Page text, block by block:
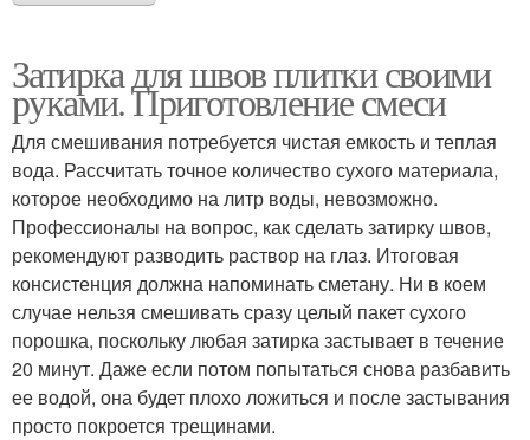
Затирка для швов плитки своими
руками. Приготовление смеси
Для смешивания потребуется чистая емкость и теплая
вода. Рассчитать точное количество сухого материала,
которое необходимо на литр воды, невозможно.
Профессионалы на вопрос, как сделать затирку швов,
рекомендуют разводить раствор на глаз. Итоговая
консистенция должна напоминать сметану. Ни в коем
случае нельзя смешивать сразу целый пакет сухого
порошка, поскольку любая затирка застывает в течение
20 минут. Даже если потом попытаться снова разбавить
ее водой, она будет плохо ложиться и после застывания
просто покроется трещинами.